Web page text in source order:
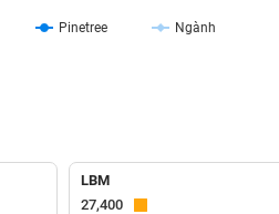
Pinetree Ngành
LBM
27,400